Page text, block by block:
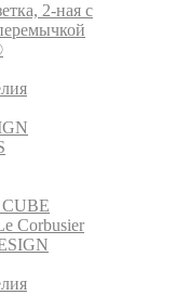
2-ная с
CUBE
Corbusier